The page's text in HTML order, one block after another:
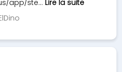
app/ste... Lire la suite